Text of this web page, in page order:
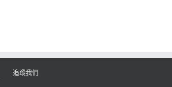
追蹤我們